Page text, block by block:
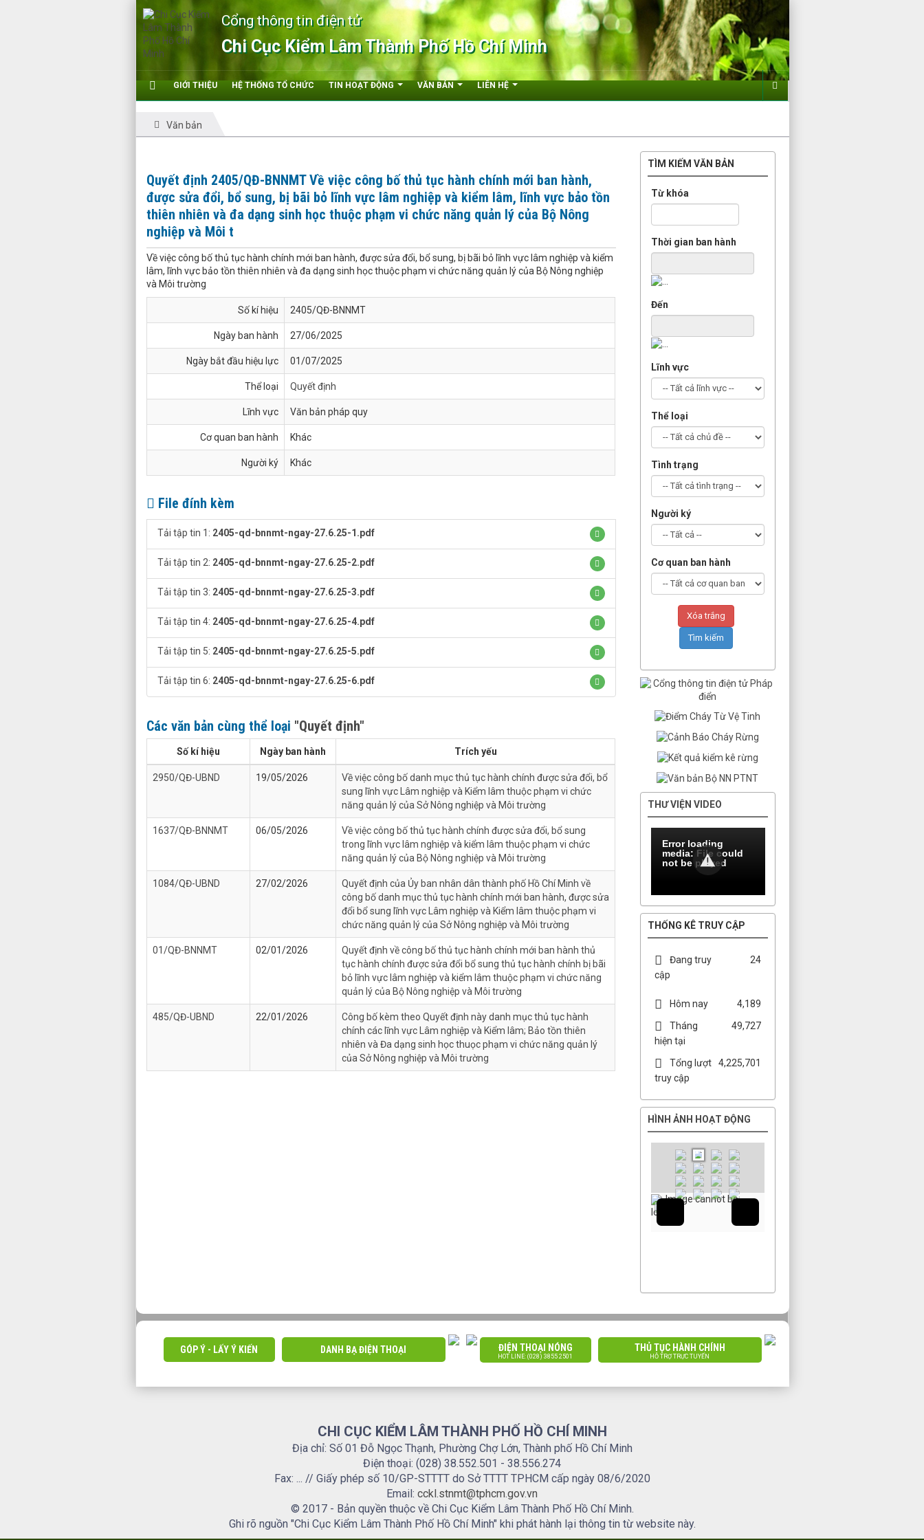
Cổng thông tin điện tử
Chi Cục Kiểm Lâm Thành Phố Hồ Chí Minh
GIỚI THIỆU HỆ THỐNG TỔ CHỨC TIN HOẠT ĐỘNG VĂN BẢN LIÊN HỆ
Văn bản
Quyết định 2405/QĐ-BNNMT Về việc công bố thủ tục hành chính mới ban hành,
được sửa đổi, bổ sung, bị bãi bỏ lĩnh vực lâm nghiệp và kiểm lâm, lĩnh vực bảo tồn
thiên nhiên và đa dạng sinh học thuộc phạm vi chức năng quản lý của Bộ Nông
nghiệp và Môi t
Về việc công bố thủ tục hành chính mới ban hành, được sửa đổi, bổ sung, bị bãi bỏ lĩnh vực lâm nghiệp và kiểm
lâm, lĩnh vực bảo tồn thiên nhiên và đa dạng sinh học thuộc phạm vi chức năng quản lý của Bộ Nông nghiệp
và Môi trường
Số kí hiệu 2405/QĐ-BNNMT
Ngày ban hành 27/06/2025
Ngày bắt đầu hiệu lực 01/07/2025
Thể loại Quyết định
Lĩnh vực Văn bản pháp quy
Cơ quan ban hành Khác
Người ký Khác
File đính kèm
Tải tập tin 1: 2405-qd-bnnmt-ngay-27.6.25-1.pdf
Tải tập tin 2: 2405-qd-bnnmt-ngay-27.6.25-2.pdf
Tải tập tin 3: 2405-qd-bnnmt-ngay-27.6.25-3.pdf
Tải tập tin 4: 2405-qd-bnnmt-ngay-27.6.25-4.pdf
Tải tập tin 5: 2405-qd-bnnmt-ngay-27.6.25-5.pdf
Tải tập tin 6: 2405-qd-bnnmt-ngay-27.6.25-6.pdf
Các văn bản cùng thể loại "Quyết định"
Số kí hiệu Ngày ban hành Trích yếu
2950/QĐ-UBND 19/05/2026
Về việc công bố danh mục thủ tục hành chính được sửa đổi, bổ
sung lĩnh vực Lâm nghiệp và Kiểm lâm thuộc phạm vi chức
năng quản lý của Sở Nông nghiệp và Môi trường
1637/QĐ-BNNMT 06/05/2026
Về việc công bố thủ tục hành chính được sửa đổi, bổ sung
trong lĩnh vực lâm nghiệp và kiểm lâm thuộc phạm vi chức
năng quản lý của Bộ Nông nghiệp và Môi trường
1084/QĐ-UBND 27/02/2026
Quyết định của Ủy ban nhân dân thành phố Hồ Chí Minh về
công bố danh mục thủ tục hành chính mới ban hành, được sửa
đổi bổ sung lĩnh vực Lâm nghiệp và Kiểm lâm thuộc phạm vi
chức năng quản lý của Sở Nông nghiệp và Môi trường
01/QĐ-BNNMT 02/01/2026
Quyết định về công bố thủ tục hành chính mới ban hành thủ
tục hành chính được sửa đổi bổ sung thủ tục hành chính bị bãi
bỏ lĩnh vực lâm nghiệp và kiểm lâm thuộc phạm vi chức năng
quản lý của Bộ Nông nghiệp và Môi trường
485/QĐ-UBND 22/01/2026
Công bố kèm theo Quyết định này danh mục thủ tục hành
chính các lĩnh vực Lâm nghiệp và Kiểm lâm; Bảo tồn thiên
nhiên và Đa dạng sinh học thuọc phạm vi chức năng quản lý
của Sở Nông nghiệp và Môi trường
TÌM KIẾM VĂN BẢN
Từ khóa
Thời gian ban hành
Đến
Lĩnh vực
Thể loại
Tình trạng
Người ký
Cơ quan ban hành
THƯ VIỆN VIDEO
Error loading
media: File could
not be played
THỐNG KÊ TRUY CẬP
Đang truy
cập
24
Hôm nay
4,189
Tháng
hiện tại
49,727
Tổng lượt
truy cập
4,225,701
HÌNH ẢNH HOẠT ĐỘNG
Image cannot be
loaded
GÓP Ý - LẤY Ý KIẾN DANH BẠ ĐIỆN THOẠI ĐIỆN THOẠI NÓNG
HOT LINE: (028) 3855 2501
THỦ TỤC HÀNH CHÍNH
HỖ TRỢ TRỰC TUYẾN
CHI CỤC KIỂM LÂM THÀNH PHỐ HỒ CHÍ MINH
Địa chỉ: Số 01 Đỗ Ngọc Thạnh, Phường Chợ Lớn, Thành phố Hồ Chí Minh
Điện thoại: (028) 38.552.501 - 38.556.274
Fax: ... // Giấy phép số 10/GP-STTTT do Sở TTTT TPHCM cấp ngày 08/6/2020
Email: cckl.stnmt@tphcm.gov.vn
© 2017 - Bản quyền thuộc về Chi Cục Kiểm Lâm Thành Phố Hồ Chí Minh.
Ghi rõ nguồn "Chi Cục Kiểm Lâm Thành Phố Hồ Chí Minh" khi phát hành lại thông tin từ website này.